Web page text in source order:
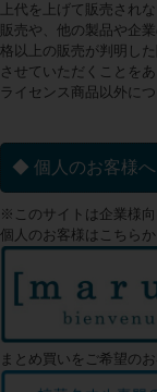
上代を上げて販売され
販売や、他の製品や企
格以上の販売が判明し
させていただくことを
ライセンス商品以外に
◆ 個人のお客様へ
※このサイトは企業様向
個人のお客様はこちら
まとめ買いをご希望の